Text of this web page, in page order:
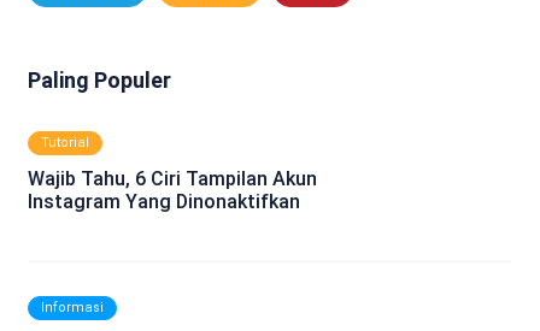
Paling Populer
Tutorial
Wajib Tahu, 6 Ciri Tampilan Akun
Instagram Yang Dinonaktifkan
Informasi